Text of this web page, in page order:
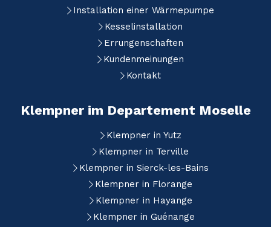
Installation einer Wärmepumpe
Kesselinstallation
Errungenschaften
Kundenmeinungen
Kontakt
Klempner im Departement Moselle
Klempner in Yutz
Klempner in Terville
Klempner in Sierck-les-Bains
Klempner in Florange
Klempner in Hayange
Klempner in Guénange